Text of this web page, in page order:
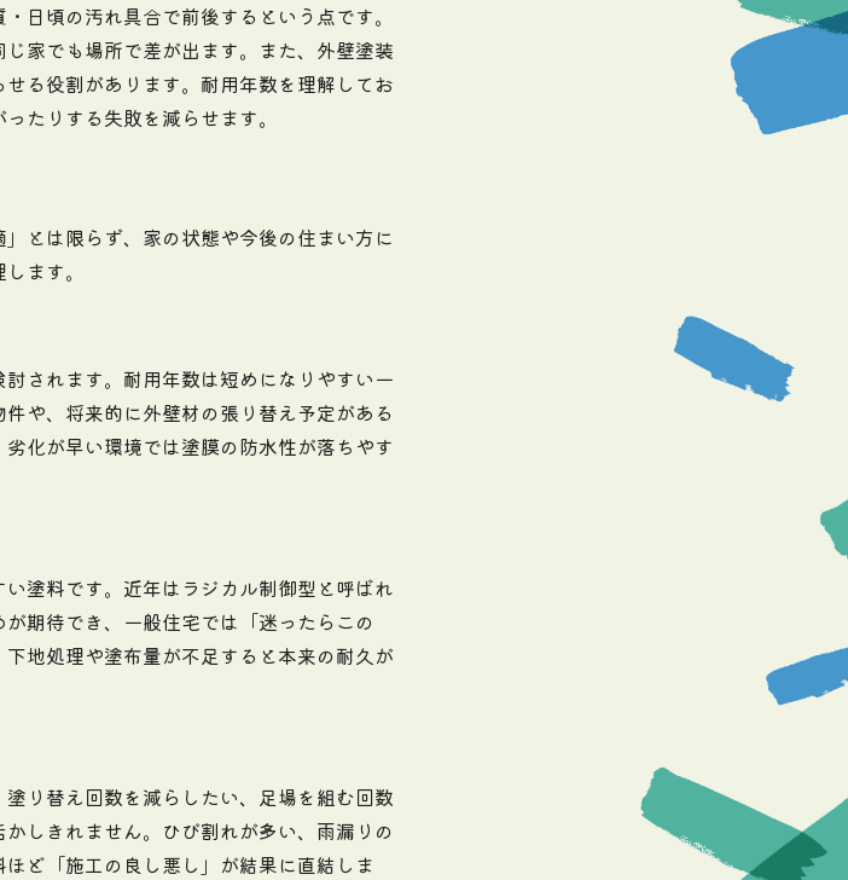
日頃の汚れ具合で前後するという点です。
家でも場所で差が出ます。また、外壁塗装
る役割があります。耐用年数を理解してお
たりする失敗を減らせます。
とは限らず、家の状態や今後の住まい方に
ます。
されます。耐用年数は短めになりやすい一
や、将来的に外壁材の張り替え予定がある
化が早い環境では塗膜の防水性が落ちやす
塗料です。近年はラジカル制御型と呼ばれ
期待でき、一般住宅では「迷ったらこの
地処理や塗布量が不足すると本来の耐久が
り替え回数を減らしたい、足場を組む回数
しきれません。ひび割れが多い、雨漏りの
ど「施工の良し悪し」が結果に直結しま